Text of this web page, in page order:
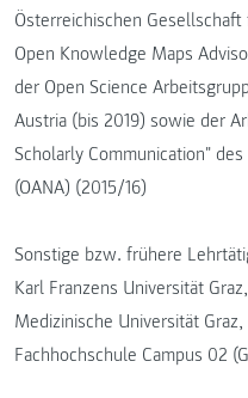
Österreichischen
Open Knowledge Maps
der Open Science
Austria (bis 2019) sowie der
Scholarly Communication"
(OANA) (2015/16)
Sonstige bzw. frühere
Karl Franzens Universität
Medizinische Universität
Fachhochschule Campus 02